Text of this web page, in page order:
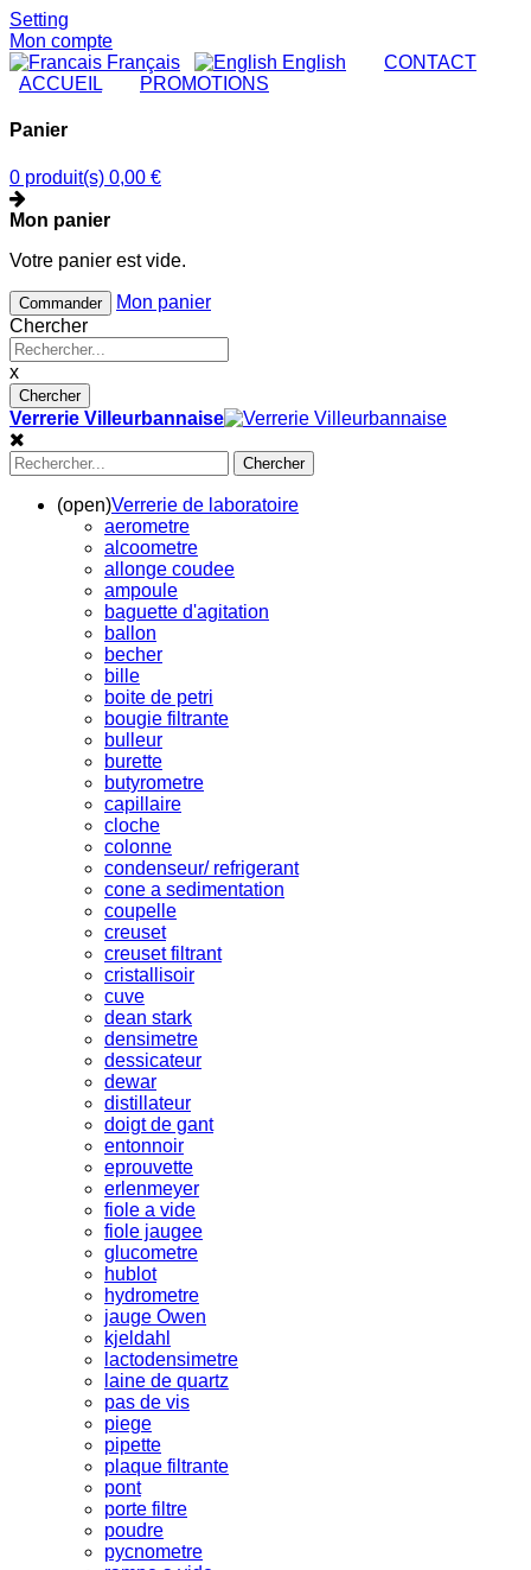
Setting
Mon compte
Français
English CONTACT
ACCUEIL
PROMOTIONS
Panier
0 produit(s) 0,00 €
Mon panier
Votre panier est vide.
Commander
Mon panier
Chercher
x
Chercher
Verrerie Villeurbannaise
Chercher
(open)Verrerie de laboratoire
aerometre
alcoometre
allonge coudee
ampoule
baguette d'agitation
ballon
becher
bille
boite de petri
bougie filtrante
bulleur
burette
butyrometre
capillaire
cloche
colonne
condenseur/ refrigerant
cone a sedimentation
coupelle
creuset
creuset filtrant
cristallisoir
cuve
dean stark
densimetre
dessicateur
dewar
distillateur
doigt de gant
entonnoir
eprouvette
erlenmeyer
fiole a vide
fiole jaugee
glucometre
hublot
hydrometre
jauge Owen
kjeldahl
lactodensimetre
laine de quartz
pas de vis
piege
pipette
plaque filtrante
pont
porte filtre
poudre
pycnometre